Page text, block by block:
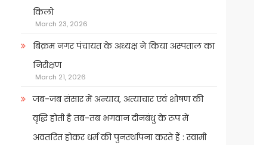
किलो
March 23, 2026
बिक्रम नगर पंचायत के अध्यक्ष ने किया अस्पताल का
निरीक्षण
March 21, 2026
जब-जब संसार में अन्याय, अत्याचार एवं शोषण की
वृद्धि होती है तब-तब भगवान दीनबंधु के रूप में
अवतरित होकर धर्म की पुनर्स्थापना करते हैं : स्वामी